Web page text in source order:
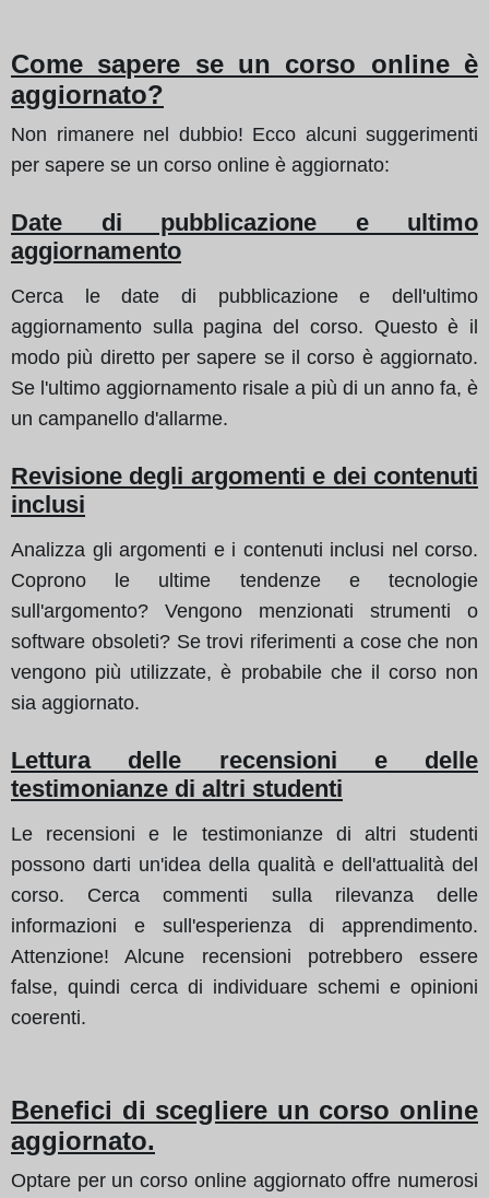
Come sapere se un corso online è
aggiornato?
Non rimanere nel dubbio! Ecco alcuni suggerimenti
per sapere se un corso online è aggiornato:
Date di pubblicazione e ultimo
aggiornamento
Cerca le date di pubblicazione e dell'ultimo
aggiornamento sulla pagina del corso. Questo è il
modo più diretto per sapere se il corso è aggiornato.
Se l'ultimo aggiornamento risale a più di un anno fa, è
un campanello d'allarme.
Revisione degli argomenti e dei contenuti
inclusi
Analizza gli argomenti e i contenuti inclusi nel corso.
Coprono le ultime tendenze e tecnologie
sull'argomento? Vengono menzionati strumenti o
software obsoleti? Se trovi riferimenti a cose che non
vengono più utilizzate, è probabile che il corso non
sia aggiornato.
Lettura delle recensioni e delle
testimonianze di altri studenti
Le recensioni e le testimonianze di altri studenti
possono darti un'idea della qualità e dell'attualità del
corso. Cerca commenti sulla rilevanza delle
informazioni e sull'esperienza di apprendimento.
Attenzione! Alcune recensioni potrebbero essere
false, quindi cerca di individuare schemi e opinioni
coerenti.
Benefici di scegliere un corso online
aggiornato.
Optare per un corso online aggiornato offre numerosi